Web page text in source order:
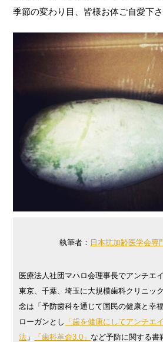
季節の変わり目、皆様お体ご自愛下さ
執筆者： 日本抗加齢医学会専
医療法人社団マハロ会理事長でアンチエ
東京、千葉、埼玉に大規模歯科クリニッ
念は「予防歯科を通じて国民の健康と幸
ローガンとし 「歯を健康にしてアンチエ
法 」 「歯科革命3.0」 など予防に関する書